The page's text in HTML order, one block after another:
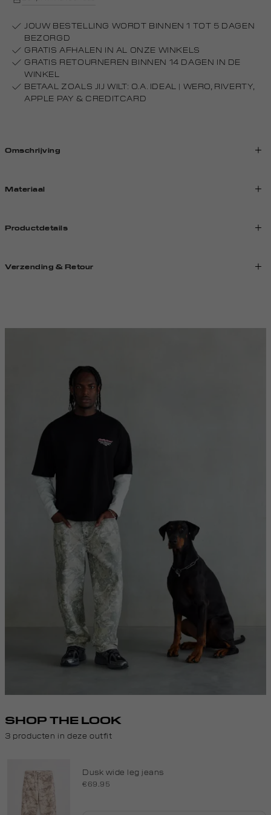
JOUW BESTELLING WORDT BINNEN 1 TOT 5 DAGEN
BEZORGD
GRATIS AFHALEN IN AL ONZE WINKELS
GRATIS RETOURNEREN BINNEN 14 DAGEN IN DE
WINKEL
BETAAL ZOALS JIJ WILT: O.A. IDEAL | WERO, RIVERTY,
APPLE PAY & CREDITCARD
Omschrijving
Materiaal
Productdetails
Verzending & Retour
SHOP THE LOOK
3 producten in deze outfit
Dusk wide leg jeans
€69.95